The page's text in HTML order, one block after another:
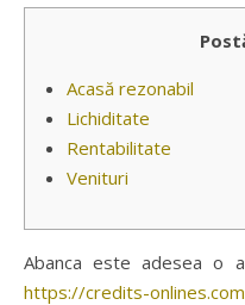
Acasă rezonabil
Lichiditate
Rentabilitate
Venituri
Abanca este adesea o
https://credits-